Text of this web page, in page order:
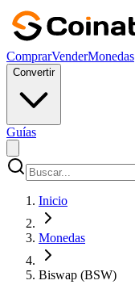
ComprarVenderMonedas
Convertir
Guías
Inicio
Monedas
Biswap (BSW)